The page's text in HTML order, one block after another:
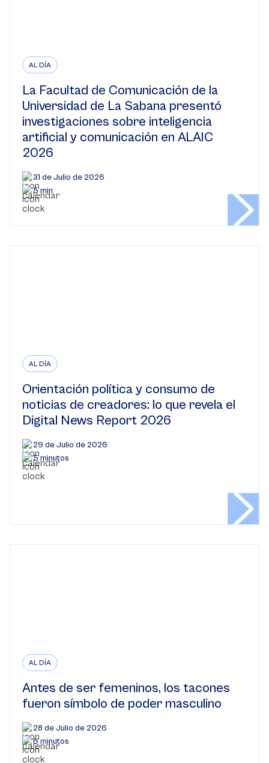
AL DÍA
La Facultad de Comunicación de la
Universidad de La Sabana presentó
investigaciones sobre inteligencia
artificial y comunicación en ALAIC
2026
31 de Julio de 2026
5 min
AL DÍA
Orientación política y consumo de
noticias de creadores: lo que revela el
Digital News Report 2026
29 de Julio de 2026
5 minutos
AL DÍA
Antes de ser femeninos, los tacones
fueron símbolo de poder masculino
28 de Julio de 2026
6 minutos